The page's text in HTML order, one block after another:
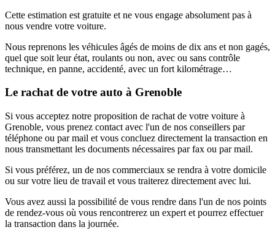
Cette estimation est gratuite et ne vous engage absolument pas à
nous vendre votre voiture.
Nous reprenons les véhicules âgés de moins de dix ans et non gagés,
quel que soit leur état, roulants ou non, avec ou sans contrôle
technique, en panne, accidenté, avec un fort kilométrage…
Le rachat de votre auto à Grenoble
Si vous acceptez notre proposition de rachat de votre voiture à
Grenoble, vous prenez contact avec l'un de nos conseillers par
téléphone ou par mail et vous concluez directement la transaction en
nous transmettant les documents nécessaires par fax ou par mail.
Si vous préférez, un de nos commerciaux se rendra à votre domicile
ou sur votre lieu de travail et vous traiterez directement avec lui.
Vous avez aussi la possibilité de vous rendre dans l'un de nos points
de rendez-vous où vous rencontrerez un expert et pourrez effectuer
la transaction dans la journée.